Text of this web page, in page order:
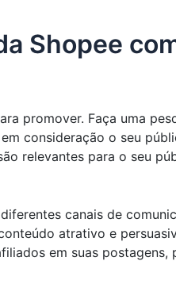
Shopee
promover. Faça uma
consideração o seu
relevantes para o seu
canais de
atrativo e
em suas postagens,